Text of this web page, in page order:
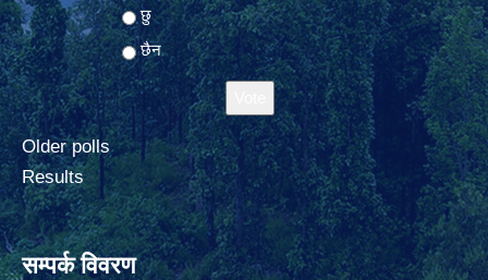
Choices
छु
छैन
Older polls
Results
सम्पर्क विवरण